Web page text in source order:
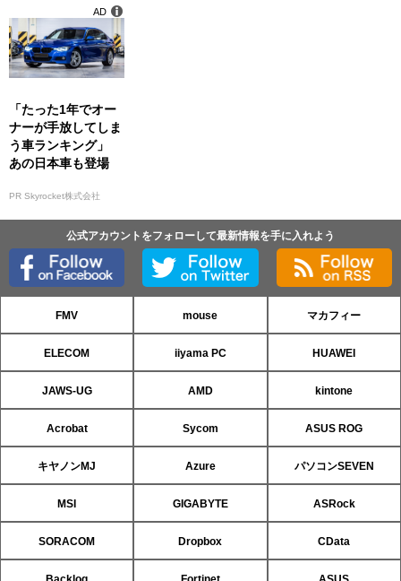
「たった1年でオー
ナーが手放してしま
う車ランキング」
あの日本車も登場
PR Skyrocket株式会社
AD
公式アカウントをフォローして最新情報を手に入れよう
FMV mouse マカフィー
ELECOM iiyama PC HUAWEI
JAWS-UG AMD kintone
Acrobat Sycom ASUS ROG
キヤノンMJ Azure パソコンSEVEN
MSI GIGABYTE ASRock
SORACOM Dropbox CData